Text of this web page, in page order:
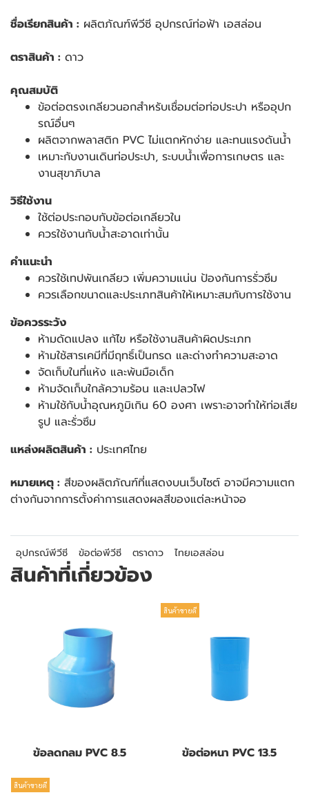
ชื่อเรียกสินค้า : ผลิตภัณฑ์พีวีซี อุปกรณ์ท่อฟ้า เอสล่อน
ตราสินค้า : ดาว
คุณสมบัติ
ข้อต่อตรงเกลียวนอกสำหรับเชื่อมต่อท่อประปา หรืออุปก
รณ์อื่นๆ
ผลิตจากพลาสติก PVC ไม่แตกหักง่าย และทนแรงดันน้ำ
เหมาะกับงานเดินท่อประปา, ระบบน้ำเพื่อการเกษตร และ
งานสุขาภิบาล
วิธีใช้งาน
ใช้ต่อประกอบกับข้อต่อเกลียวใน
ควรใช้งานกับน้ำสะอาดเท่านั้น
คำแนะนำ
ควรใช้เทปพันเกลียว เพิ่มความแน่น ป้องกันการรั่วซึม
ควรเลือกขนาดและประเภทสินค้าให้เหมาะสมกับการใช้งาน
ข้อควรระวัง
ห้ามดัดแปลง แก้ไข หรือใช้งานสินค้าผิดประเภท
ห้ามใช้สารเคมีที่มีฤทธิ์เป็นกรด และด่างทำความสะอาด
จัดเก็บในที่แห้ง และพ้นมือเด็ก
ห้ามจัดเก็บใกล้ความร้อน และเปลวไฟ
ห้ามใช้กับน้ำอุณหภูมิเกิน 60 องศา เพราะอาจทำให้ท่อเสีย
รูป และรั่วซึม
แหล่งผลิตสินค้า : ประเทศไทย
หมายเหตุ : สีของผลิตภัณฑ์ที่แสดงบนเว็บไซต์ อาจมีความแตก
ต่างกันจากการตั้งค่าการแสดงผลสีของแต่ละหน้าจอ
อุปกรณ์พีวีซี ข้อต่อพีวีซี ตราดาว ไทยเอสล่อน
สินค้าที่เกี่ยวข้อง
ข้อลดกลม PVC 8.5
สินค้าขายดี
ข้อต่อหนา PVC 13.5
สินค้าขายดี